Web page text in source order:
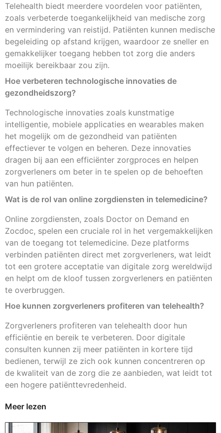
Telehealth biedt meerdere voordelen voor patiënten,
zoals verbeterde toegankelijkheid van medische zorg
en vermindering van reistijd. Patiënten kunnen medische
begeleiding op afstand krijgen, waardoor ze sneller en
gemakkelijker toegang hebben tot zorg die anders
moeilijk bereikbaar zou zijn.
Hoe verbeteren technologische innovaties de
gezondheidszorg?
Technologische innovaties zoals kunstmatige
intelligentie, mobiele applicaties en wearables maken
het mogelijk om de gezondheid van patiënten
effectiever te volgen en beheren. Deze innovaties
dragen bij aan een efficiënter zorgproces en helpen
zorgverleners om beter in te spelen op de behoeften
van hun patiënten.
Wat is de rol van online zorgdiensten in telemedicine?
Online zorgdiensten, zoals Doctor on Demand en
Zocdoc, spelen een cruciale rol in het vergemakkelijken
van de toegang tot telemedicine. Deze platforms
verbinden patiënten direct met zorgverleners, wat leidt
tot een grotere acceptatie van digitale zorg wereldwijd
en helpt om de kloof tussen zorgverleners en patiënten
te overbruggen.
Hoe kunnen zorgverleners profiteren van telehealth?
Zorgverleners profiteren van telehealth door hun
efficiëntie en bereik te verbeteren. Door digitale
consulten kunnen zij meer patiënten in kortere tijd
bedienen, terwijl ze zich ook kunnen concentreren op
de kwaliteit van de zorg die ze aanbieden, wat leidt tot
een hogere patiënttevredenheid.
Meer lezen